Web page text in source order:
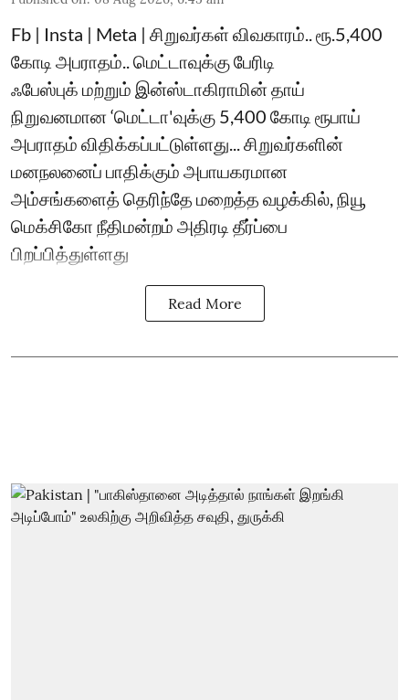
Fb | Insta | Meta | சிறுவர்கள் விவகாரம்.. ரூ.5,400
கோடி அபராதம்.. மெட்டாவுக்கு பேரிடி
ஃபேஸ்புக் மற்றும் இன்ஸ்டாகிராமின் தாய்
நிறுவனமான ‘மெட்டா'வுக்கு 5,400 கோடி ரூபாய்
அபராதம் விதிக்கப்பட்டுள்ளது... சிறுவர்களின்
மனநலனைப் பாதிக்கும் அபாயகரமான
அம்சங்களைத் தெரிந்தே மறைத்த வழக்கில், நியூ
மெக்சிகோ நீதிமன்றம் அதிரடி தீர்ப்பை
பிறப்பித்துள்ளது
Read More